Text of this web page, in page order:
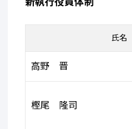
氏名
高野 晋
樫尾 隆司